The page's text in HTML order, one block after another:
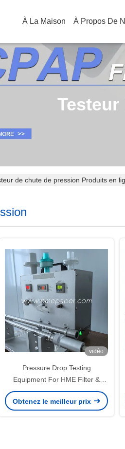
À La Maison À Propos De
Testeur
de chute de pression Produits en
vidéo
Pressure Drop Testing
Equipment For HME Filter &
Spirometry Filter And BV Filter
Obtenez le meilleur prix